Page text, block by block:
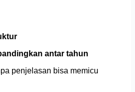
antar tahun
penjelasan bisa memicu